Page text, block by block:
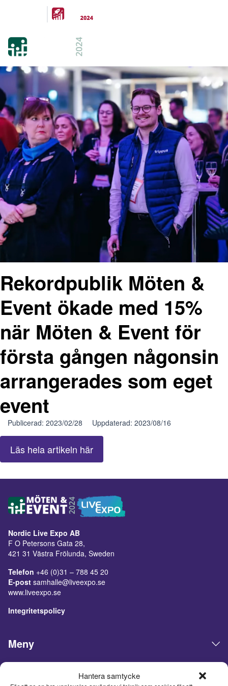
Hantera samtycke
Rekordpublik Möten &
Event ökade med 15%
när Möten & Event för
första gången någonsin
arrangerades som eget
event
Publicerad: 2023/02/28 Uppdaterad: 2023/08/16
Läs hela artikeln här
Nordic Live Expo AB
F O Petersons Gata 28,
421 31 Västra Frölunda, Sweden
Telefon +46 (0)31 – 788 45 20
E-post samhalle@liveexpo.se
www.liveexpo.se
Integritetspolicy
Meny